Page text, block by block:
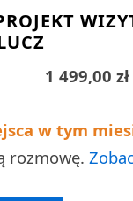
1 499,00 zł
w tym
rozmowę.